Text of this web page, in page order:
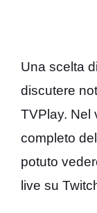
Una scelta
discutere
TVPlay. Nel
completo
potuto
live su